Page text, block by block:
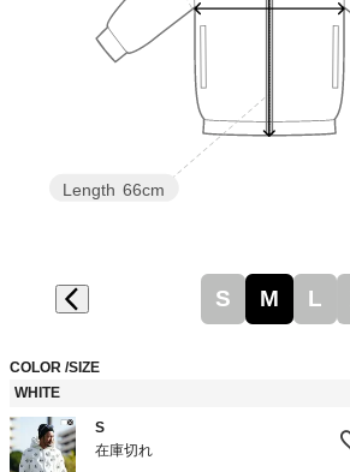
Length 66cm
S M L
COLOR SIZE
WHITE
S
在庫切れ